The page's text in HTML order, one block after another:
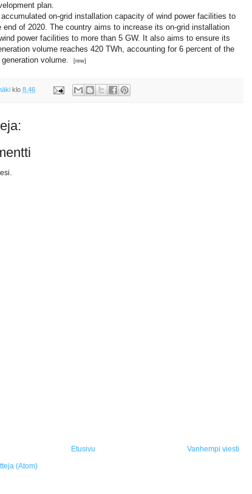
plan.
on-grid installation capacity of wind power facilities to
end of 2020. The country aims to increase its on-grid installation
power facilities to more than 5 GW. It also aims to ensure its
volume reaches 420 TWh, accounting for 6 percent of the
volume.
[rew]
klo 8.46
Vanhempi viesti
Etusivu
(Atom)